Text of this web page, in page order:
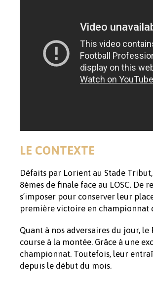
LE CONTEXTE
Défaits par Lorient au Stade
8èmes de finale face au LOSC. De
s’imposer pour conserver leur
première victoire en championnat
Quant à nos adversaires du jour,
course à la montée. Grâce à une
championnat. Toutefois, leur
depuis le début du mois.